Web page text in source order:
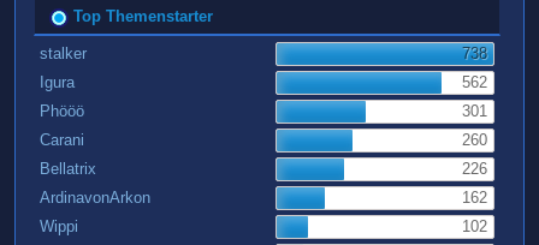
Top Themenstarter
stalker
738
Igura
562
Phööö
301
Carani
260
Bellatrix
226
ArdinavonArkon
162
Wippi
102